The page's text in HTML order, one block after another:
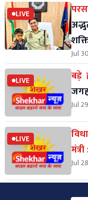
LIVE
Jul
LIVE
Jul
LIVE
Jul